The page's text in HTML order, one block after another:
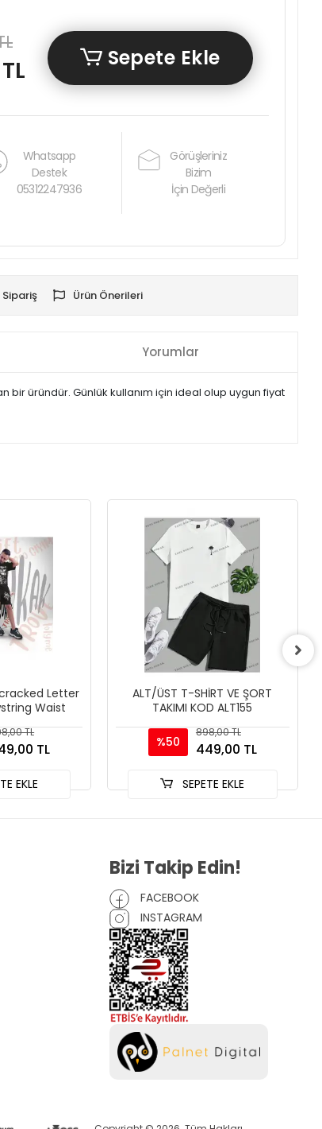
Sepete Ekle
Whatsapp
Destek
05312247936
Görüşleriniz
Bizim
İçin Değerli
Ürün Önerileri
Yorumlar
bir üründür. Günlük kullanım için ideal olup uygun fiyat
Letter
Waist
TL
TL
EKLE
ALT/ÜST T-SHİRT VE ŞORT
TAKIMI KOD ALT155
%50
898,00 TL
449,00 TL
SEPETE EKLE
Bizi Takip Edin!
FACEBOOK
INSTAGRAM